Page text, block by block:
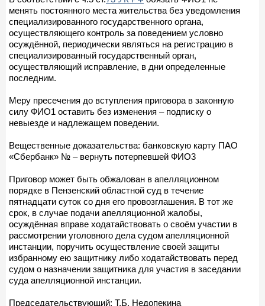
менять постоянного места жительства без уведомления
специализированного государственного органа,
осуществляющего контроль за поведением условно
осуждённой, периодически являться на регистрацию в
специализированный государственный орган,
осуществляющий исправление, в дни определенные
последним.
Меру пресечения до вступления приговора в законную
силу ФИО1 оставить без изменения – подписку о
невыезде и надлежащем поведении.
Вещественные доказательства: банковскую карту ПАО
«Сбербанк» № – вернуть потерпевшей ФИО3
Приговор может быть обжалован в апелляционном
порядке в Пензенский областной суд в течение
пятнадцати суток со дня его провозглашения. В тот же
срок, в случае подачи апелляционной жалобы,
осуждённая вправе ходатайствовать о своём участии в
рассмотрении уголовного дела судом апелляционной
инстанции, поручить осуществление своей защиты
избранному ею защитнику либо ходатайствовать перед
судом о назначении защитника для участия в заседании
суда апелляционной инстанции.
Председательствующий: Т.Б. Недопекина